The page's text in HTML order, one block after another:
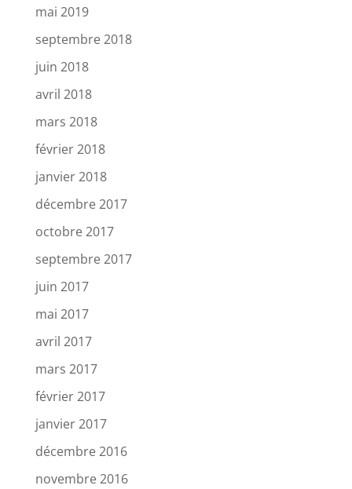
mai 2019
septembre 2018
juin 2018
avril 2018
mars 2018
février 2018
janvier 2018
décembre 2017
octobre 2017
septembre 2017
juin 2017
mai 2017
avril 2017
mars 2017
février 2017
janvier 2017
décembre 2016
novembre 2016